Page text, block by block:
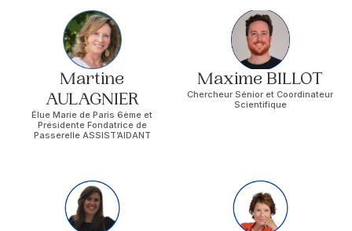
Martine
AULAGNIER
Élue Marie de Paris 6ème et
Présidente Fondatrice de
Passerelle ASSIST’AIDANT
Maxime BILLOT
Chercheur Sénior et Coordinateur
Scientifique